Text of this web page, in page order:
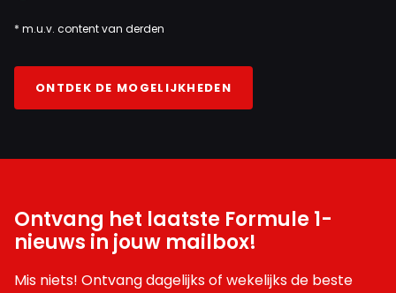
* m.u.v. content van derden
ONTDEK DE MOGELIJKHEDEN
Ontvang het laatste Formule 1-
nieuws in jouw mailbox!
Mis niets! Ontvang dagelijks of wekelijks de beste